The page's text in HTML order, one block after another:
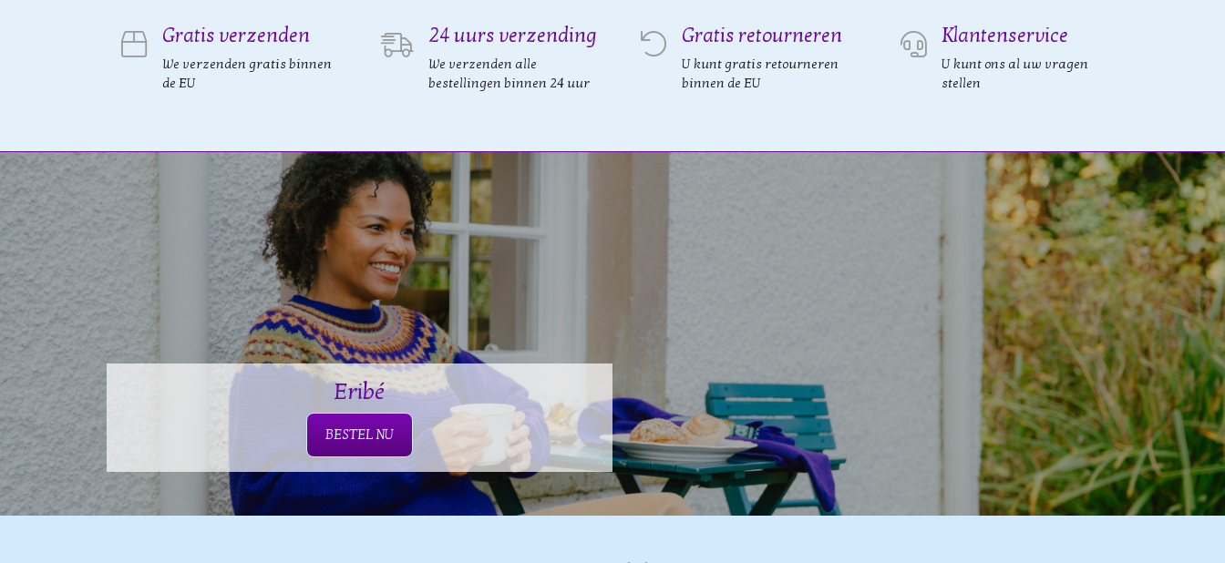
Gratis verzenden
We verzenden gratis binnen
de EU
24 uurs verzending
We verzenden alle
bestellingen binnen 24 uur
Gratis retourneren
U kunt gratis retourneren
binnen de EU
Klantenservice
U kunt ons al uw vragen
stellen
Eribé
BESTEL NU